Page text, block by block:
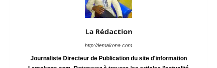
La Rédaction
http://lemakona.com
Journaliste Directeur de Publication du site d'information